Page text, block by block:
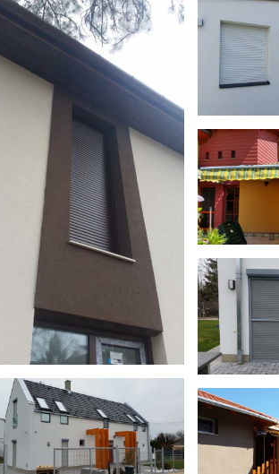
Vakolható tokos
alumínium redőny
Külső tokos
alumínium redőny